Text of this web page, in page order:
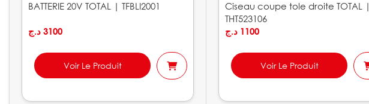
BATTERIE 20V TOTAL | TFBLI2001
3100 د.ج
Voir Le Produit
Ciseau coupe tole droite TOTAL |
THT523106
1100 د.ج
Voir Le Produit